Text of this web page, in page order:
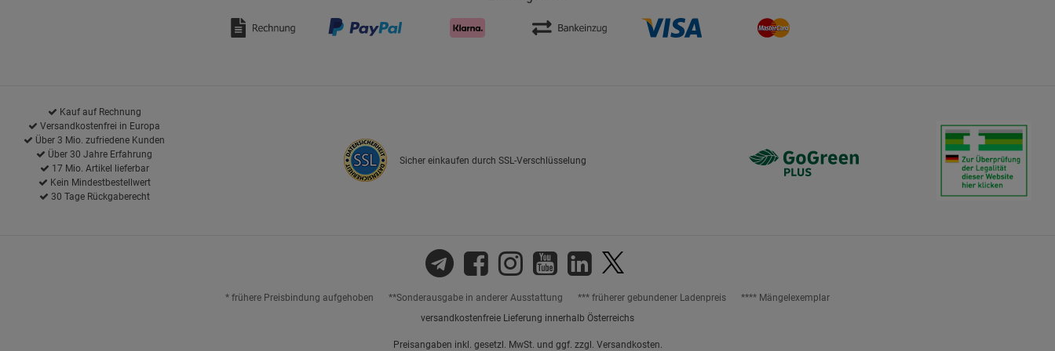
Kauf auf Rechnung
Versandkostenfrei in Europa
Über 3 Mio. zufriedene Kunden
Über 30 Jahre Erfahrung
17 Mio. Artikel lieferbar
Kein Mindestbestellwert
30 Tage Rückgaberecht
Sicher einkaufen durch SSL-Verschlüsselung
* frühere Preisbindung aufgehoben **Sonderausgabe in anderer Ausstattung *** früherer gebundener Ladenpreis
**** Mängelexemplar
versandkostenfreie Lieferung innerhalb Österreichs
Preisangaben inkl. gesetzl. MwSt. und ggf. zzgl. Versandkosten.